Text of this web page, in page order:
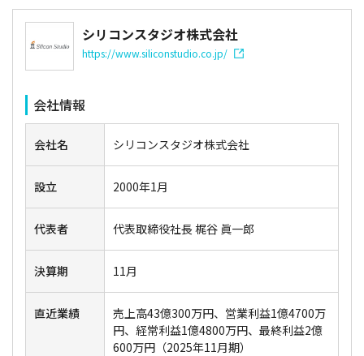
シリコンスタジオ株式会社
https://www.siliconstudio.co.jp/
会社情報
会社名 シリコンスタジオ株式会社
設立 2000年1月
代表者 代表取締役社長 梶谷 眞一郎
決算期 11月
直近業績
売上高43億300万円、営業利益1億4700万
円、経常利益1億4800万円、最終利益2億
600万円（2025年11月期）